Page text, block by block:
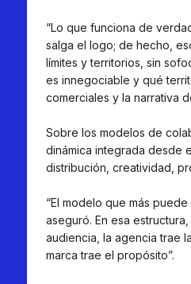
“Lo que funciona de
salga el logo; de hecho,
límites y territorios, sin
es innegociable y qué
comerciales y la narrativa
Sobre los modelos de
dinámica integrada desde
distribución, creatividad,
“El modelo que más
aseguró. En esa
audiencia, la agencia trae
marca trae el propósito”.